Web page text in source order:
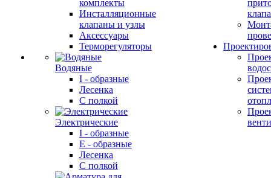
комплекты
Инсталляционные
клапаны и узлы
Аксессуары
Терморегуляторы
Водяные
I - образные
Лесенка
С полкой
Электрические
I - образные
E - образные
Лесенка
С полкой